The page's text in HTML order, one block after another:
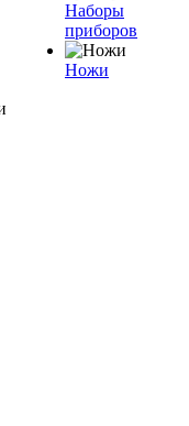
Наборы
приборов
Ножи